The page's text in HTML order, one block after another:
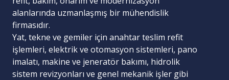
alanlarında uzmanlaşmış bir mühendislik
firmasıdır.
Yat, tekne ve gemiler için anahtar teslim refit
işlemleri, elektrik ve otomasyon sistemleri, pano
imalatı, makine ve jeneratör bakımı, hidrolik
sistem revizyonları ve genel mekanik işler gibi